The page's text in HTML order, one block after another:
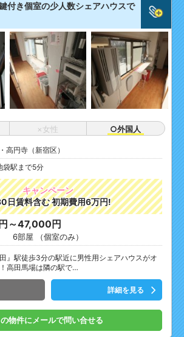
付き個室の少人数シェアハウスで
×女性 ○外国人
高円寺（新宿区）
袋駅まで5分
キャンペーン
日賃料含む 初期費用6万円!
～47,000円
6部屋 （個室のみ）
』駅徒歩3分の駅近に男性用シェアハウスがオ
高田馬場は隣の駅で…
詳細を見る
物件にメールで問い合せる